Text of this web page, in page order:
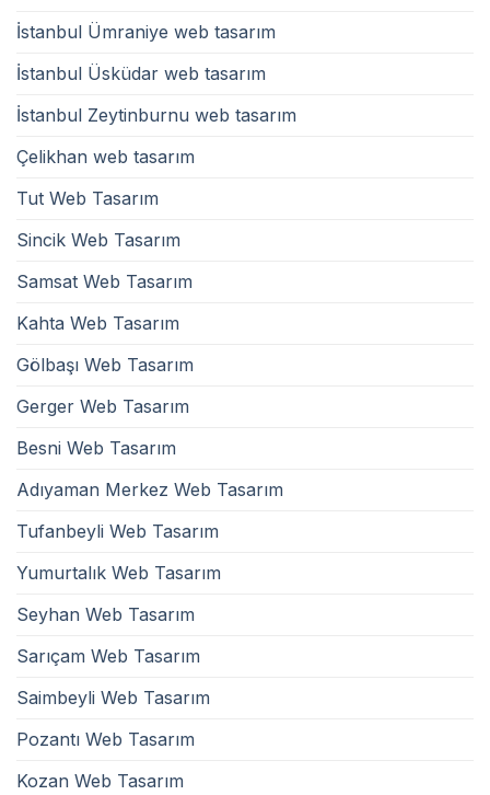
İstanbul Ümraniye web tasarım
İstanbul Üsküdar web tasarım
İstanbul Zeytinburnu web tasarım
Çelikhan web tasarım
Tut Web Tasarım
Sincik Web Tasarım
Samsat Web Tasarım
Kahta Web Tasarım
Gölbaşı Web Tasarım
Gerger Web Tasarım
Besni Web Tasarım
Adıyaman Merkez Web Tasarım
Tufanbeyli Web Tasarım
Yumurtalık Web Tasarım
Seyhan Web Tasarım
Sarıçam Web Tasarım
Saimbeyli Web Tasarım
Pozantı Web Tasarım
Kozan Web Tasarım